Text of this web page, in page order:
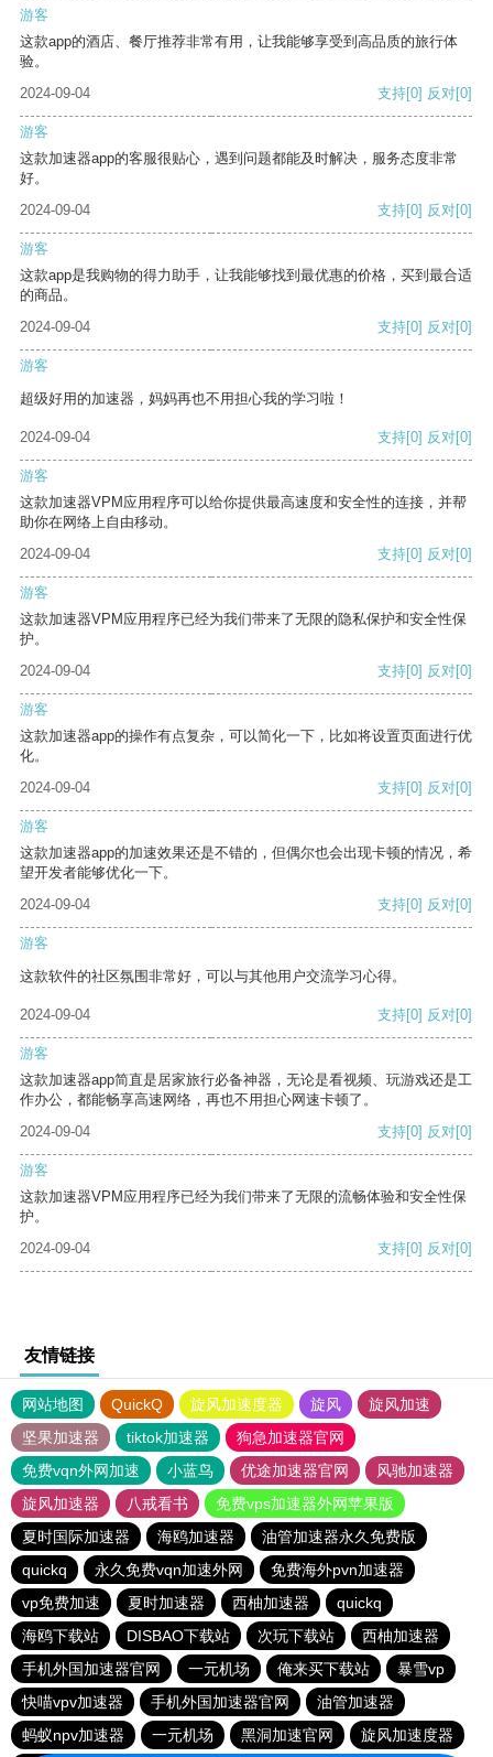
游客
这款app的酒店、餐厅推荐非常有用，让我能够享受到高品质的旅行体
验。
2024-09-04
支持[0] 反对[0]
游客
这款加速器app的客服很贴心，遇到问题都能及时解决，服务态度非常
好。
2024-09-04
支持[0] 反对[0]
游客
这款app是我购物的得力助手，让我能够找到最优惠的价格，买到最合适
的商品。
2024-09-04
支持[0] 反对[0]
游客
超级好用的加速器，妈妈再也不用担心我的学习啦！
2024-09-04 支持[0] 反对[0]
游客
这款加速器VPM应用程序可以给你提供最高速度和安全性的连接，并帮
助你在网络上自由移动。
2024-09-04
支持[0] 反对[0]
游客
这款加速器VPM应用程序已经为我们带来了无限的隐私保护和安全性保
护。
2024-09-04
支持[0] 反对[0]
游客
这款加速器app的操作有点复杂，可以简化一下，比如将设置页面进行优
化。
2024-09-04
支持[0] 反对[0]
游客
这款加速器app的加速效果还是不错的，但偶尔也会出现卡顿的情况，希
望开发者能够优化一下。
2024-09-04
支持[0] 反对[0]
游客
这款软件的社区氛围非常好，可以与其他用户交流学习心得。
2024-09-04 支持[0] 反对[0]
游客
这款加速器app简直是居家旅行必备神器，无论是看视频、玩游戏还是工
作办公，都能畅享高速网络，再也不用担心网速卡顿了。
2024-09-04
支持[0] 反对[0]
游客
这款加速器VPM应用程序已经为我们带来了无限的流畅体验和安全性保
护。
2024-09-04
支持[0] 反对[0]
友情链接
网站地图 QuickQ 旋风加速度器 旋风
旋风加速
坚果加速器
tiktok加速器
狗急加速器官网
免费vqn外网加速
小蓝鸟 优途加速器官网
风驰加速器
旋风加速器
八戒看书
免费vps加速器外网苹果版
夏时国际加速器
海鸥加速器
油管加速器永久免费版
quickq
永久免费vqn加速外网
免费海外pvn加速器
vp免费加速
夏时加速器 西柚加速器
quickq
海鸥下载站
DISBAO下载站 次玩下载站
西柚加速器
手机外国加速器官网
一元机场 俺来买下载站
暴雪vp
快喵vpv加速器
手机外国加速器官网
油管加速器
蚂蚁npv加速器
一元机场 黑洞加速官网 旋风加速度器